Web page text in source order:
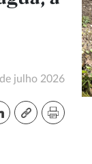
julho 2026